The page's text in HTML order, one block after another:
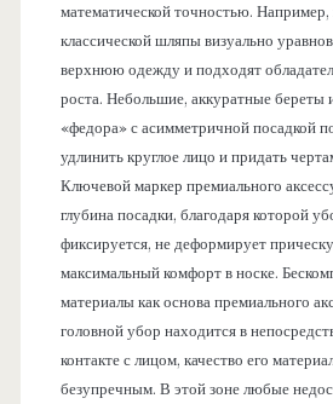
математической точностью.
классической шляпы визуально
верхнюю одежду и подходят
роста. Небольшие, аккуратные береты
«федора» с асимметричной посадкой
удлинить круглое лицо и придать
Ключевой маркер премиального
глубина посадки, благодаря которой
фиксируется, не деформирует
максимальный комфорт в носке.
материалы как основа премиального
головной убор находится в
контакте с лицом, качество его
безупречным. В этой зоне любые